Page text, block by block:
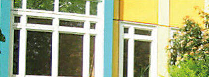
Zum
Inhalt
springen